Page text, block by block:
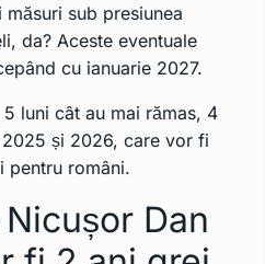
sub presiunea
da? Aceste eventuale
cu ianuarie 2027.
luni cât au mai rămas, 4
și 2026, care vor fi
pentru români.
Dan